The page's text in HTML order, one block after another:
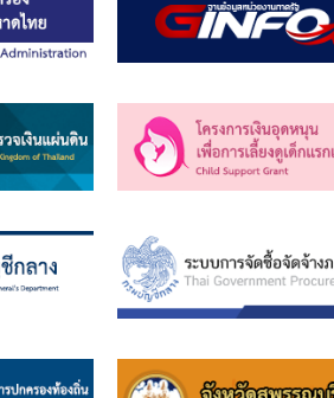
เมินความพึงพอใจ
ล ประกาศ ก.จ.จ. สุพรรณบุรี (พ.ศ
รงานบุคคล
บภายใน